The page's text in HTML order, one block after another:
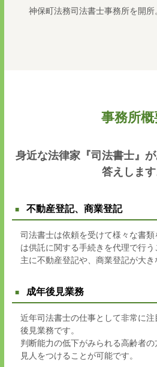
神保町法務司法書士事務所を開所
事務所概
身近な法律家『司法書士』
答えします
不動産登記、商業登記
司法書士は依頼を受けて様々な書
は供託に関する手続きを代理で行う
主に不動産登記や、商業登記が大き
成年後見業務
近年司法書士の仕事として非常に
後見業務です。
判断能力の低下がみられる高齢者
見人をつけることが可能です。